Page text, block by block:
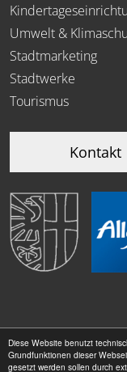
Diese Website benutzt
Grundfunktionen dieser
gesetzt werden sollen durch
Umwelt &
Stadtmarketing
Stadtwerke
Tourismus
Kontakt